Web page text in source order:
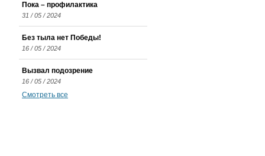
Пока – профилактика
31 / 05 / 2024
Без тыла нет Победы!
16 / 05 / 2024
Вызвал подозрение
16 / 05 / 2024
Смотреть все